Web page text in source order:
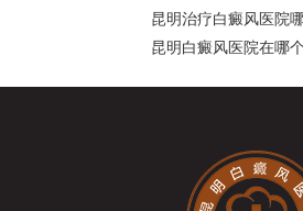
昆明治疗白癜风医院
昆明白癜风医院在哪